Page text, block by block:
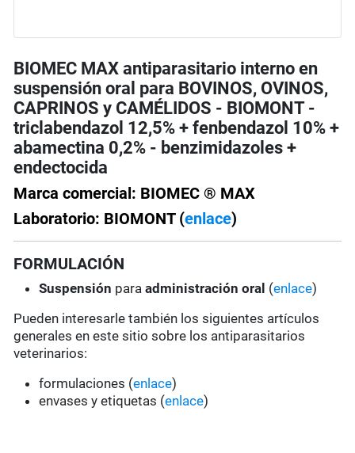
BIOMEC MAX antiparasitario interno en
suspensión oral para BOVINOS, OVINOS,
CAPRINOS y CAMÉLIDOS - BIOMONT -
triclabendazol 12,5% + fenbendazol 10% +
abamectina 0,2% - benzimidazoles +
endectocida
Marca comercial: BIOMEC ® MAX
Laboratorio: BIOMONT (enlace)
FORMULACIÓN
Suspensión paraadministración oral (enlace)
Pueden interesarle también los siguientes artículos
generales en este sitio sobre los antiparasitarios
veterinarios:
formulaciones (enlace)
envases y etiquetas (enlace)